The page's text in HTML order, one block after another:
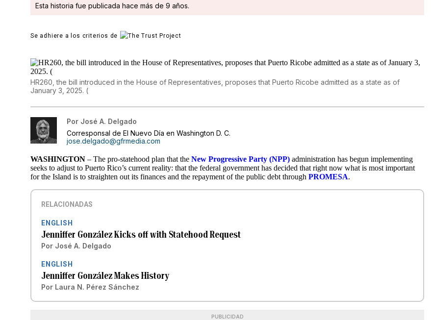
Esta historia fue publicada hace más de 9 años.
Se adhiere a los criterios de
HR260, the bill introduced in the House of Representatives, proposes that Puerto Ricobe admitted as a state as of
January 3, 2025. (
Por José A. Delgado
Corresponsal de El Nuevo Día en Washington D. C.
jose.delgado@gfrmedia.com
WASHINGTON – The pro-statehood plan that the New Progressive Party (NPP) administration has begun implementing
seeks to adjust to Puerto Rico’s current reality: that the federal government has decided that right now what is most important
for the Island is to straighten out its finances and the repayment of the public debt throughPROMESA.
RELACIONADAS
ENGLISH
Jenniffer González Kicks off with Statehood Request
Por José A. Delgado
ENGLISH
Jenniffer González Makes History
Por Laura N. Pérez Sánchez
PUBLICIDAD